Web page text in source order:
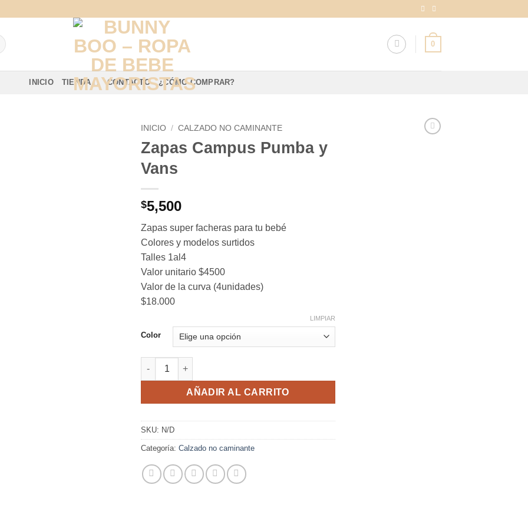
0
INICIO TIENDA CONTACTO ¿CÓMO COMPRAR?
INICIO / CALZADO NO CAMINANTE
Zapas Campus Pumba y
Vans
$5,500
Zapas super facheras para tu bebé
Colores y modelos surtidos
Talles 1al4
Valor unitario $4500
Valor de la curva (4unidades)
$18.000
Color
LIMPIAR
Zapas Campus Pumba y Vans cantidad
AÑADIR AL CARRITO
SKU: N/D
Categoría: Calzado no caminante